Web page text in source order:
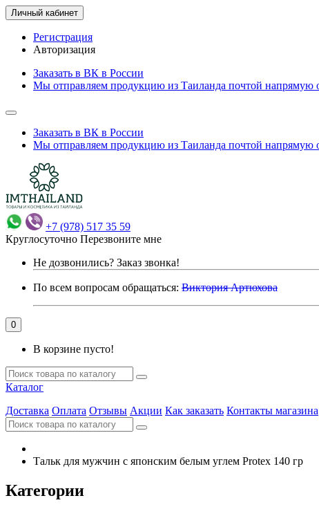
Личный кабинет
Регистрация
Авторизация
Заказать в ВК в России
Мы отправляем продукцию из Таиланда почтой напрямую
Заказать в ВК в России
Мы отправляем продукцию из Таиланда почтой напрямую
+7 (978) 517 35 59
Круглосуточно Перезвоните мне
Не дозвонились? Заказ звонка!
По всем вопросам обращаться: Виктория Артюхова
0
В корзине пусто!
Каталог
Доставка Оплата Отзывы Акции Как заказать Контакты магазина
Тальк для мужчин с японским белым углем Protex 140 гр
Категории